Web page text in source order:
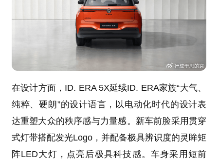
在设计方面，ID. ERA 5X延续ID. ERA家族“大气、
纯粹、硬朗”的设计语言，以电动化时代的设计表
达重塑大众的秩序感与力量感。新车前脸采用贯穿
式灯带搭配发光Logo，并配备极具辨识度的灵眸矩
阵LED大灯，点亮后极具科技感。车身采用短前